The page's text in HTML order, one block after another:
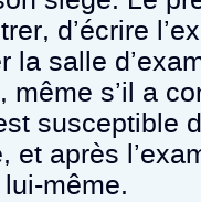
d’écrire
la salle
s’il a
susceptible
et après
même.